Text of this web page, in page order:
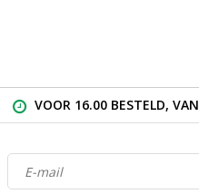
VOOR 16.00 BESTELD,